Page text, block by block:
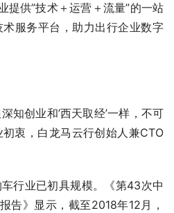
提供”技术＋运营＋流量”的一站
服务平台，助力出行企业数字
知创业和’西天取经’一样，不可
衷，白龙马云行创始人兼CTO
行业已初具规模。《第43次中
告》显示，截至2018年12月，